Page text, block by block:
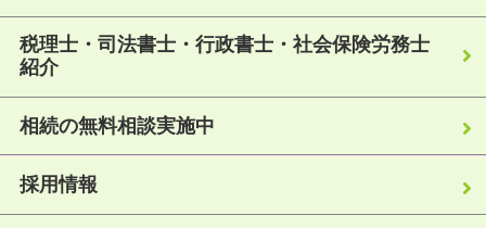
税理士・司法書士・行政書士・社会保険労務士
紹介
相続の無料相談実施中
採用情報